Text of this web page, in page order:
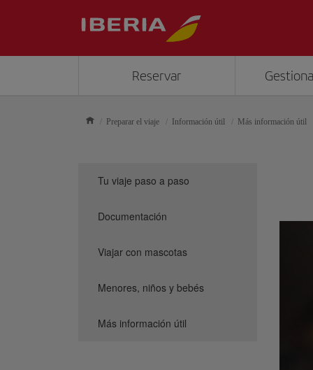
Reservar
Preparar el viaje Información útil Más información útil
Tu viaje paso a paso
Documentación
Viajar con mascotas
Menores, niños y bebés
Más información útil